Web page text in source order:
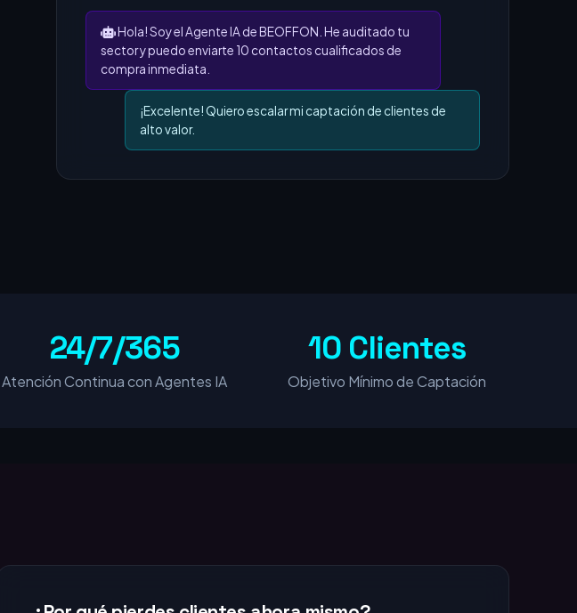
Hola! Soy el Agente IA de BEOFFON. He auditado tu
sector y puedo enviarte 10 contactos cualificados de
compra inmediata.
¡Excelente! Quiero escalar mi captación de clientes de
24/7/365 10 Clientes